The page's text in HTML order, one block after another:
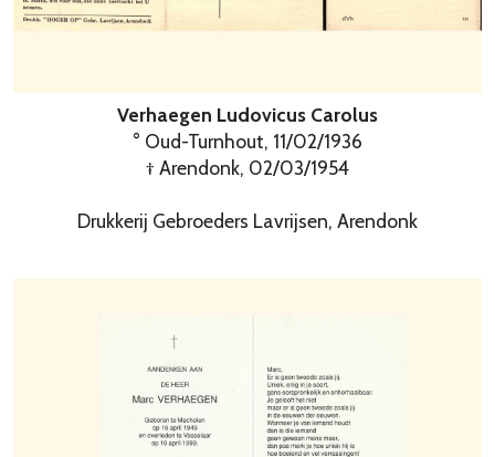
Verhaegen Ludovicus Carolus
° Oud-Turnhout, 11/02/1936
† Arendonk, 02/03/1954
Drukkerij Gebroeders Lavrijsen, Arendonk